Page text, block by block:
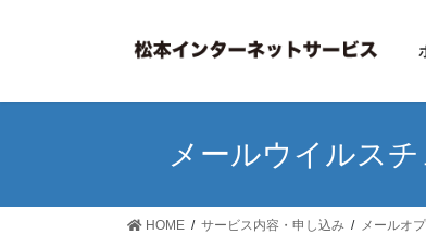
メールウイルス
HOME サービス内容・申し込み メールオ